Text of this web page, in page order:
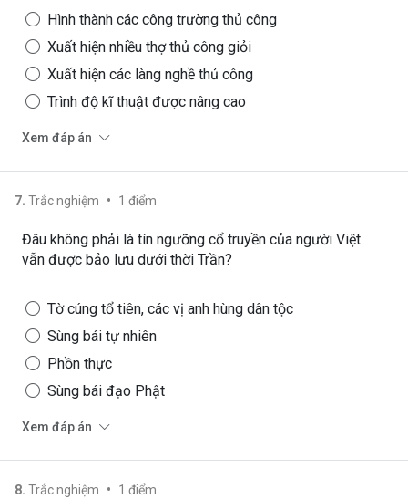
Hình thành các công trường thủ công
Xuất hiện nhiều thợ thủ công giỏi
Xuất hiện các làng nghề thủ công
Trình độ kĩ thuật được nâng cao
Xem đáp án
7. Trắc nghiệm • 1 điểm
Đâu không phải là tín ngưỡng cổ truyền của người Việt
vẫn được bảo lưu dưới thời Trần?
Tờ cúng tổ tiên, các vị anh hùng dân tộc
Sùng bái tự nhiên
Phồn thực
Sùng bái đạo Phật
Xem đáp án
8. Trắc nghiệm • 1 điểm